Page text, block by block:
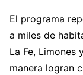
El programa
a miles de
La Fe, Limones
manera logran